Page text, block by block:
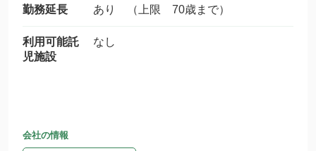
勤務延長 あり （上限 70歳まで）
利用可能託
児施設
なし
会社の情報